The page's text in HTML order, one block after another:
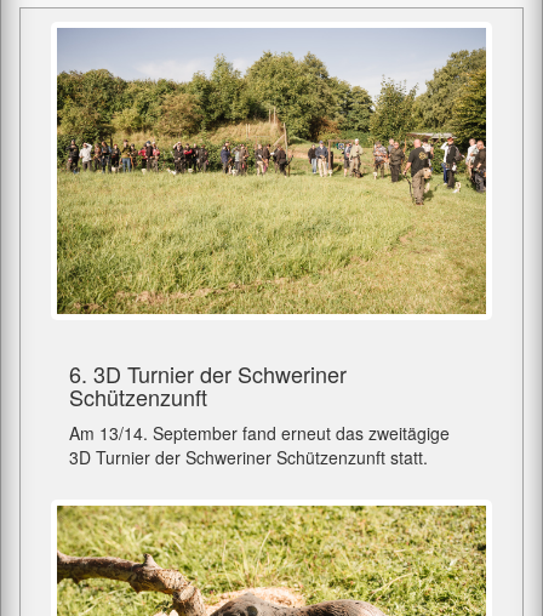
6. 3D Turnier der Schweriner
Schützenzunft
Am 13/14. September fand erneut das zweitägige
3D Turnier der Schweriner Schützenzunft statt.